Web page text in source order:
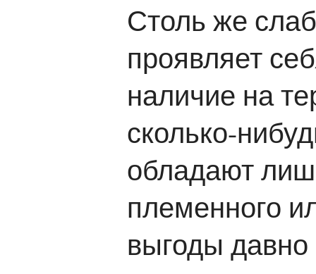
Столь же
проявляет
наличие на
сколько-
обладают
племенного
выгоды